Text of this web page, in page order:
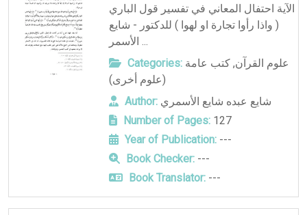
الآية احتفال المعاني في تفسير قول الباري
( واذا رأوا تجارة او لهوا ) للدكتور - شايع
الأسمر ...
Categories:
علوم القرآن,كتب عامة
(علوم أخرى)
Author: شايع عبده شايع الأسمري
Number of Pages:127
Year of Publication:---
Book Checker:---
Book Translator:---